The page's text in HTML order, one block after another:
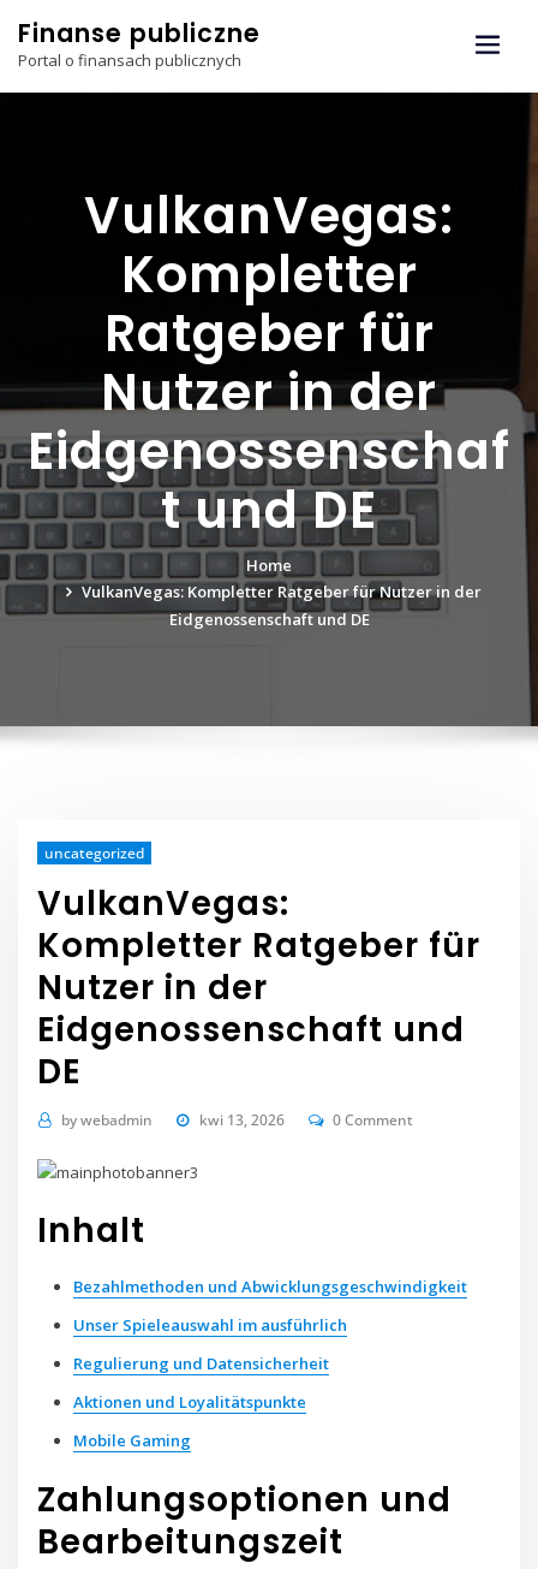
content
Finanse publiczne
Portal o finansach publicznych
VulkanVegas:
Kompletter
Ratgeber für
Nutzer in der
Eidgenossenschaf
t und DE
Home
VulkanVegas: Kompletter Ratgeber für Nutzer in der
Eidgenossenschaft und DE
uncategorized
VulkanVegas:
Kompletter Ratgeber für
Nutzer in der
Eidgenossenschaft und
DE
bywebadmin kwi 13, 2026 0 Comment
Inhalt
Bezahlmethoden und Abwicklungsgeschwindigkeit
Unser Spieleauswahl im ausführlich
Regulierung und Datensicherheit
Aktionen und Loyalitätspunkte
Mobile Gaming
Zahlungsoptionen und
Bearbeitungszeit